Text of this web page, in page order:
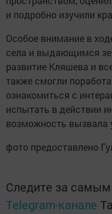
и подробно изучили
Особое внимание в
села и выдающимся
развитие Кляшева и
также смогли
ознакомиться с
испытать в действии
возможность вызвала
фото предоставлено
Следите за
Telegram-канале